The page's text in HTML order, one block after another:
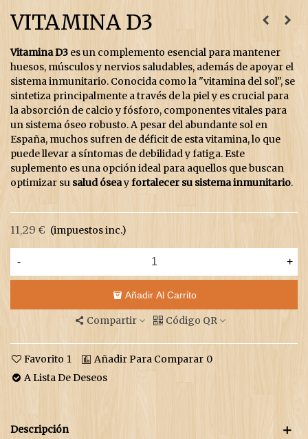
VITAMINA D3
Vitamina D3 es un complemento esencial para mantener
huesos, músculos y nervios saludables, además de apoyar el
sistema inmunitario. Conocida como la "vitamina del sol", se
sintetiza principalmente a través de la piel y es crucial para
la absorción de calcio y fósforo, componentes vitales para
un sistema óseo robusto. A pesar del abundante sol en
España, muchos sufren de déficit de esta vitamina, lo que
puede llevar a síntomas de debilidad y fatiga. Este
suplemento es una opción ideal para aquellos que buscan
optimizar su salud óseayfortalecer su sistema inmunitario.
11,29 € (impuestos inc.)
- +
Añadir Al Carrito
Compartir Código QR
Favorito 1 Añadir Para Comparar 0
A Lista De Deseos
Descripción